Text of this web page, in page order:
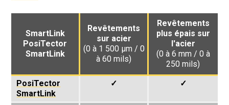
SmartLink
PosiTector
SmartLink
Revêtements
sur acier
(0 à 1 500 µm / 0
à 60 mils)
Revêtements
plus épais sur
l'acier
(0 à 6 mm / 0 à
250 mils)
PosiTector
SmartLink
✓ ✓